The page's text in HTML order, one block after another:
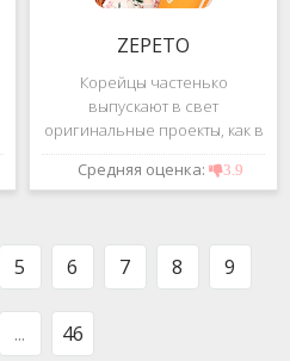
ZEPETO
Корейцы частенько
выпускают в свет
оригинальные проекты, как в
сфере игр, так и приложений.
Так, ZEPETO стремительно
Южной Кореи, не смотря на
Средняя оценка: 3.9
5 6 7 8 9
... 46